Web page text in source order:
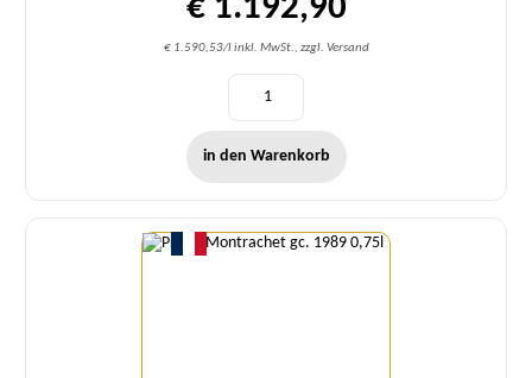
€ 1.192,90
€ 1.590,53/l inkl. MwSt., zzgl. Versand
in den Warenkorb
Menge